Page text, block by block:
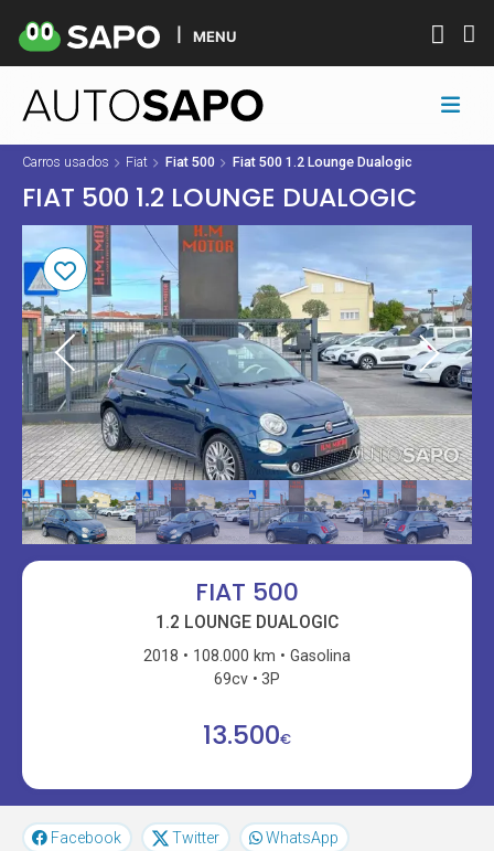
MENU
Carros usados Fiat Fiat 500 Fiat 500 1.2 Lounge Dualogic
FIAT 500 1.2 LOUNGE DUALOGIC
FIAT 500
1.2 LOUNGE DUALOGIC
2018 108.000 km
Gasolina
69cv
3P
13.500€
Facebook Twitter WhatsApp